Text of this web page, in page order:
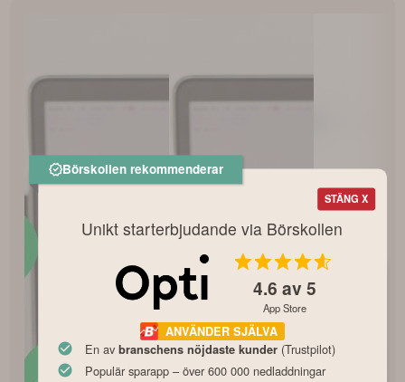
STÄNG X
Börskollen rekommenderar
Unikt starterbjudande via Börskollen
4.6 av 5
App Store
ANVÄNDER SJÄLVA
En av branschens nöjdaste kunder(Trustpilot)
Populär sparapp – över 600 000 nedladdningar